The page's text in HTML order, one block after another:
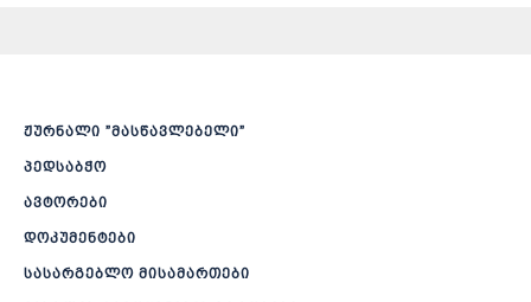
ჟურნალი ”მასწავლებელი”
პედსაბჭო
ავტორები
დოკუმენტები
სასარგებლო მისამართები